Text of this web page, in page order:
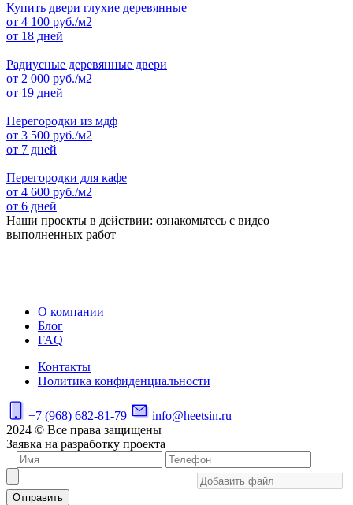
Купить двери глухие деревянные
от 4 100 руб./м2
от 18 дней
Радиусные деревянные двери
от 2 000 руб./м2
от 19 дней
Перегородки из мдф
от 3 500 руб./м2
от 7 дней
Перегородки для кафе
от 4 600 руб./м2
от 6 дней
Наши проекты в действии: ознакомьтесь с видео
выполненных работ
О компании
Блог
FAQ
Контакты
Политика конфиденциальности
+7 (968) 682-81-79
info@heetsin.ru
2024 © Все права защищены
Заявка на разработку проекта
Отправить